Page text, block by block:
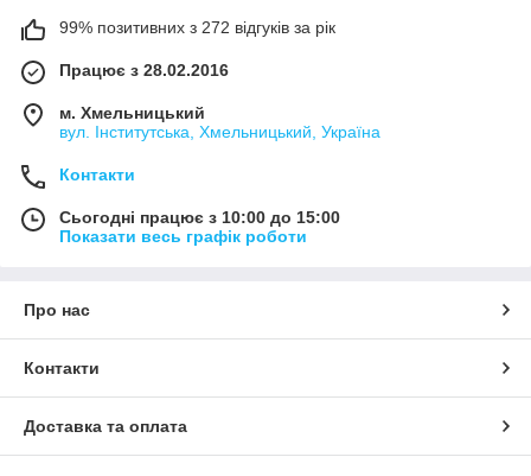
99% позитивних з 272 відгуків за рік
Працює з 28.02.2016
м. Хмельницький
вул. Інститутська, Хмельницький, Україна
Контакти
Сьогодні працює з 10:00 до 15:00
Показати весь графік роботи
Про нас
Контакти
Доставка та оплата